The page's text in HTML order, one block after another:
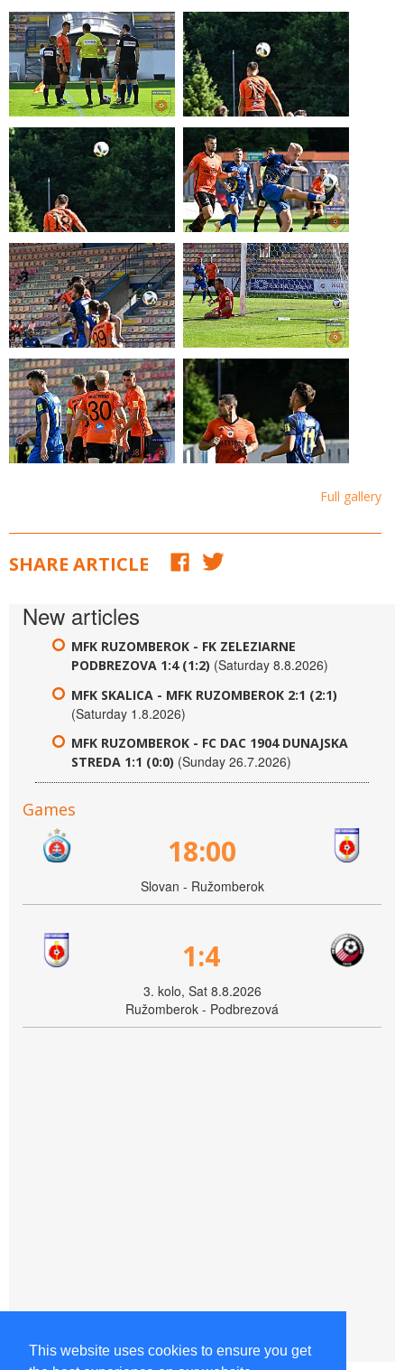
This website uses cookies to ensure you get
Full gallery
SHARE ARTICLE
New articles
MFK RUZOMBEROK - FK ZELEZIARNE
PODBREZOVA 1:4 (1:2) (Saturday 8.8.2026)
MFK SKALICA - MFK RUZOMBEROK 2:1 (2:1)
(Saturday 1.8.2026)
MFK RUZOMBEROK - FC DAC 1904 DUNAJSKA
STREDA 1:1 (0:0) (Sunday 26.7.2026)
Games
18:00
Slovan - Ružomberok
1:4
3. kolo, Sat 8.8.2026
Ružomberok - Podbrezová